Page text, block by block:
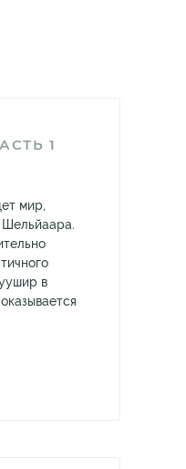
1
мир,
Шельйаара.
в